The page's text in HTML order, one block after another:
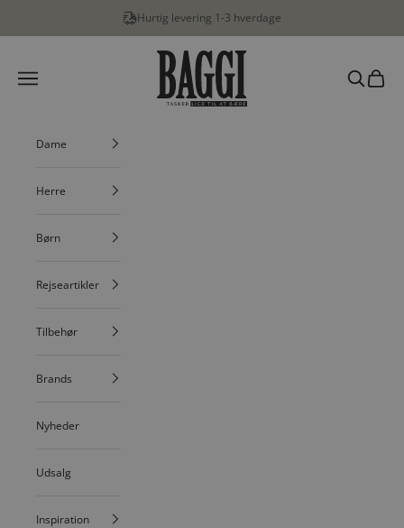
Hurtig levering 1-3 hverdage
BAGGI
Menu
Søg
Dame
Herre
Børn
Rejseartikler
Tilbehør
Brands
Nyheder
Udsalg
Inspiration